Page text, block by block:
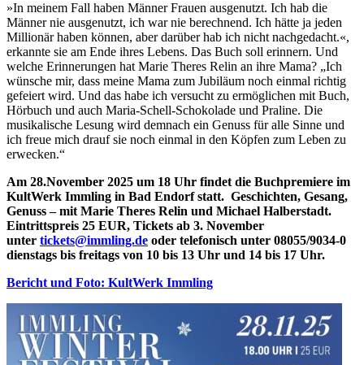
»In meinem Fall haben Männer Frauen ausgenutzt. Ich hab die
Männer nie ausgenutzt, ich war nie berechnend. Ich hätte ja jeden
Millionär haben können, aber darüber hab ich nicht nachgedacht.«,
erkannte sie am Ende ihres Lebens. Das Buch soll erinnern. Und
welche Erinnerungen hat Marie Theres Relin an ihre Mama? „Ich
wünsche mir, dass meine Mama zum Jubiläum noch einmal richtig
gefeiert wird. Und das habe ich versucht zu ermöglichen mit Buch,
Hörbuch und auch Maria-Schell-Schokolade und Praline. Die
musikalische Lesung wird demnach ein Genuss für alle Sinne und
ich freue mich drauf sie noch einmal in den Köpfen zum Leben zu
erwecken.“
Am 28.November 2025 um 18 Uhr findet die Buchpremiere im
KultWerk Immling in Bad Endorf statt. Geschichten, Gesang,
Genuss – mit Marie Theres Relin und Michael Halberstadt.
Eintrittspreis 25 EUR, Tickets ab 3. November
unter tickets@immling.de oder telefonisch unter 08055/9034-0
dienstags bis freitags von 10 bis 13 Uhr und 14 bis 17 Uhr.
Bericht und Foto: KultWerk Immling